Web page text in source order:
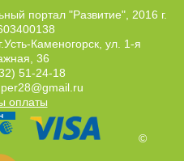
портал "Развитие", 2016 г.
Каменогорск, ул. 1-я
36
51-24-18
оплаты
©